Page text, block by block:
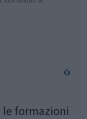
le formazioni